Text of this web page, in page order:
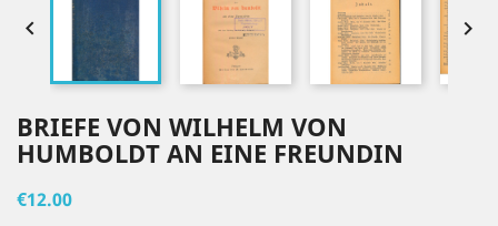
 
BRIEFE VON WILHELM VON
HUMBOLDT AN EINE FREUNDIN
€12.00